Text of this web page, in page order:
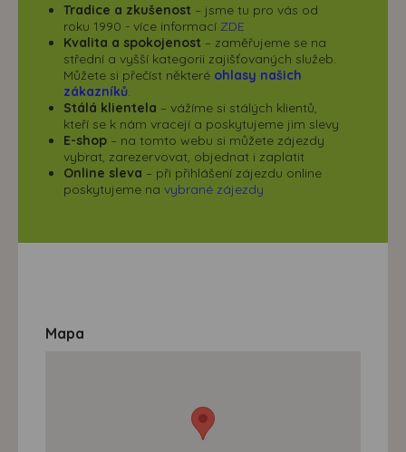
Tradice a zkušenost – jsme tu pro vás od
roku 1990 - více informací ZDE
Kvalita a spokojenost – zaměřujeme se na
střední a vyšší kategorii zajišťovaných služeb.
Můžete si přečíst některé ohlasy našich
zákazníků.
Stálá klientela – vážíme si stálých klientů,
kteří se k nám vracejí a poskytujeme jim slevy
E-shop – na tomto webu si můžete zájezdy
vybrat, zarezervovat, objednat i zaplatit
Online sleva – při přihlášení zájezdu online
poskytujeme na vybrané zájezdy
Mapa